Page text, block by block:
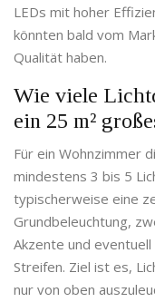
LEDs mit hoher
könnten bald vom
Qualität haben.
Wie viele
ein 25 m²
Für ein Wohnzimmer
mindestens 3 bis 5
typischerweise eine
Grundbeleuchtung,
Akzente und
Streifen. Ziel ist es,
nur von oben